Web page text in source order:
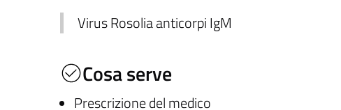
Virus Rosolia anticorpi IgM
Cosa serve
Prescrizione del medico